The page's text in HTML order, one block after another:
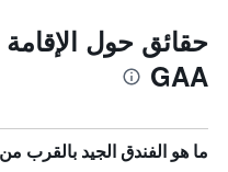
GAA
ما هو الفندق الجيد بالقرب